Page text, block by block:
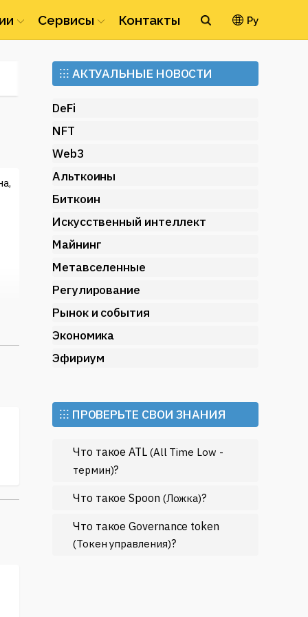
Сервисы Контакты Ру
Ethereum (ETH)
⁝⁝⁝ АКТУАЛЬНЫЕ НОВОСТИ
DeFi
NFT
Web3
Альткоины
Биткоин
Искусственный интеллект
Майнинг
Метавселенные
Регулирование
Рынок и события
Экономика
Эфириум
⁝⁝⁝ ПРОВЕРЬТЕ СВОИ ЗНАНИЯ
Что такое ATL (All Time Low -
термин)?
Что такое Spoon (Ложка)?
Что такое Governance token
(Токен управления)?